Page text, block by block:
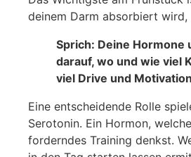
deinem Darm absorbiert
Sprich: Deine
darauf, wo und wie viel
viel Drive und
Eine entscheidende Rolle
Serotonin. Ein Hormon,
forderndes Training denkst.